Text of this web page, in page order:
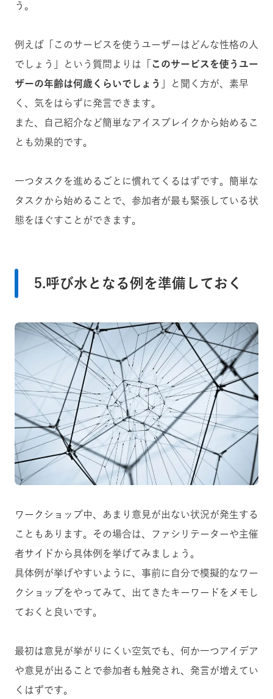
う。
例えば「このサービスを使うユーザーはどんな性格の人
でしょう」という質問よりは「
このサービスを使うユー
ザーの年齢は何歳くらいでしょう
」と聞く方が、素早
く、気をはらずに発言できます。
また、自己紹介など簡単なアイスブレイクから始めるこ
とも効果的です。
一つタスクを進めるごとに慣れてくるはずです。簡単な
タスクから始めることで、参加者が最も緊張している状
態をほぐすことができます。
5.呼び水となる例を準備しておく
ワークショップ中、あまり意見が出ない状況が発生する
こともあります。その場合は、ファシリテーターや主催
者サイドから具体例を挙げてみましょう。
具体例が挙げやすいように、事前に自分で模擬的なワー
クショップをやってみて、出てきたキーワードをメモし
ておくと良いです。
最初は意見が挙がりにくい空気でも、何か一つアイデア
や意見が出ることで参加者も触発され、発言が増えてい
くはずです。